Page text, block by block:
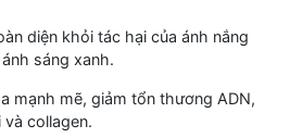
diện khỏi tác hại của ánh nắng
sáng xanh.
mạnh mẽ, giảm tổn thương ADN,
collagen.